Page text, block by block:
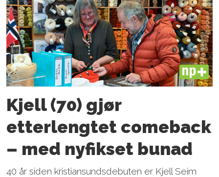
PLUS
Kjell (70) gjør
etterlengtet comeback
– med nyfikset bunad
40 år siden kristiansundsdebuten er Kjell Seim